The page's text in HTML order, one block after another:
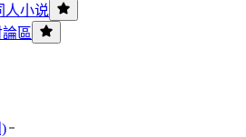
人小说
區